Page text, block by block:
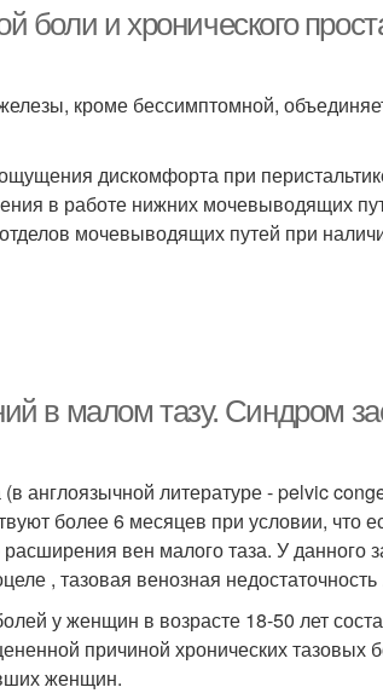
боли и хронического
кроме бессимптомной,
дискомфорта при
в работе нижних мочевыводящих
мочевыводящих путей при
в малом тазу. Синдром
англоязычной литературе - pelvic
более 6 месяцев при условии, что
вен малого таза. У данного
, тазовая венозная недостаточность
у женщин в возрасте 18-50 лет
причиной хронических тазовых
женщин.